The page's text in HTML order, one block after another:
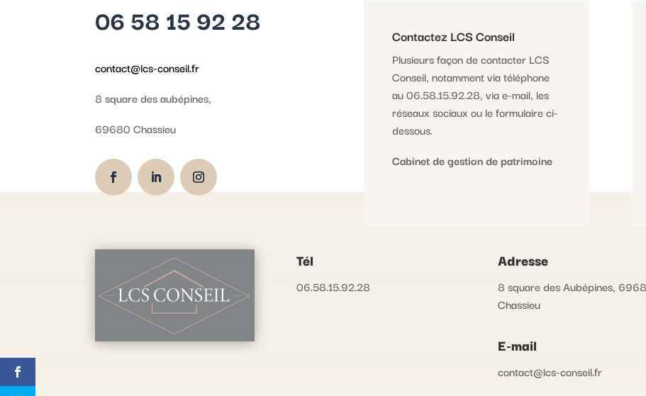
06 58 15 92 28
contact@lcs-conseil.fr
8 square des aubépines,
69680 Chassieu
Contactez LCS Conseil
Plusieurs façon de contacter LCS
Conseil, notamment via téléphone
au 06.58.15.92.28, via e-mail, les
réseaux sociaux ou le formulaire ci-
dessous.
Cabinet de gestion de patrimoine
Tél
06.58.15.92.28
Adresse
8 square des Aubépines,
Chassieu
E-mail
contact@lcs-conseil.fr